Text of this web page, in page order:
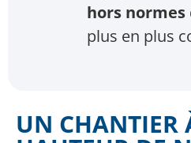
hors normes
plus en plus
UN CHANTIER